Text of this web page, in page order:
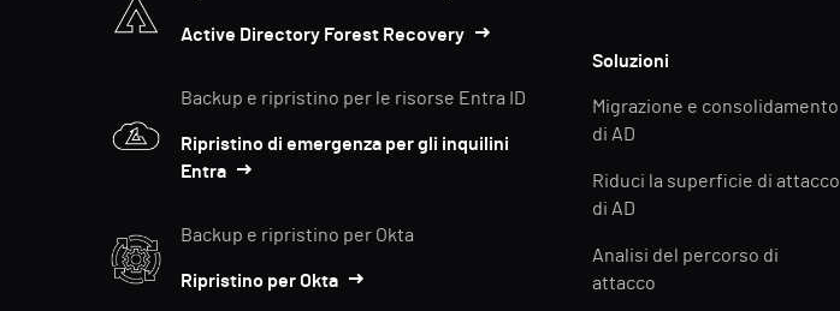
Active Directory Forest Recovery
Backup e ripristino per le risorse Entra ID
Ripristino di emergenza per gli inquilini
Entra
Backup e ripristino per Okta
Ripristino per Okta
Soluzioni
Migrazione e consolidamento
di AD
Riduci la superficie di attacco
di AD
Analisi del percorso di
attacco